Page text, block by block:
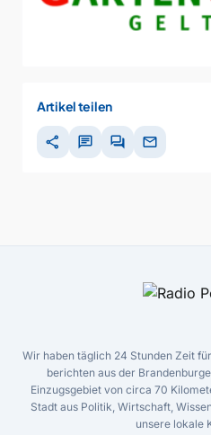
Artikel teilen
share chat forum mail
Wir haben täglich 24 Stunden Zeit
berichten aus der
Einzugsgebiet von circa 70
Stadt aus Politik, Wirtschaft,
unsere lokale